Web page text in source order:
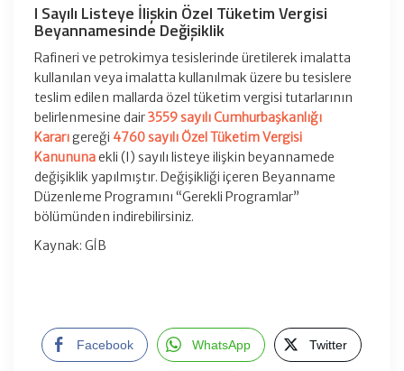
I Sayılı Listeye İlişkin Özel Tüketim Vergisi
Beyannamesinde Değişiklik
Rafineri ve petrokimya tesislerinde üretilerek imalatta
kullanılan veya imalatta kullanılmak üzere bu tesislere
teslim edilen mallarda özel tüketim vergisi tutarlarının
belirlenmesine dair3559 sayılı Cumhurbaşkanlığı
Kararıgereği 4760 sayılı Özel Tüketim Vergisi
Kanununaekli (I) sayılı listeye ilişkin beyannamede
değişiklik yapılmıştır. Değişikliği içeren Beyanname
Düzenleme Programını “Gerekli Programlar”
bölümünden indirebilirsiniz.
Kaynak: GİB
Facebook WhatsApp Twitter